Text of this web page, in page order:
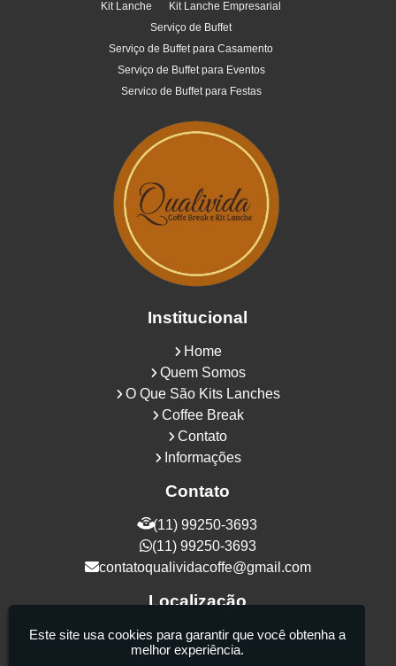
Kit Lanche
Kit Lanche Empresarial
Serviço de Buffet
Serviço de Buffet para Casamento
Serviço de Buffet para Eventos
Servico de Buffet para Festas
Institucional
Home
Quem Somos
O Que São Kits Lanches
Coffee Break
Contato
Informações
Contato
(11) 99250-3693
(11) 99250-3693
contatoqualividacoffe@gmail.com
Localização
Rua Samurais, 27 - Vila Maria Alta - São
Paulo / SP - CEP: 02130-080
Este site usa cookies para garantir que você obtenha a
melhor experiência.